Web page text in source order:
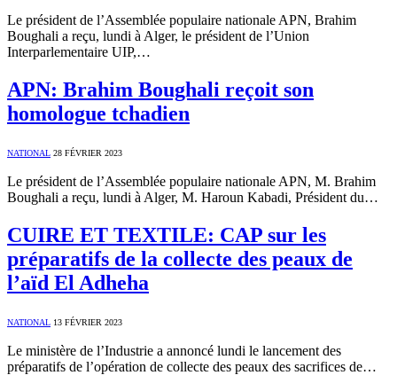
Le président de l’Assemblée populaire nationale APN, Brahim
Boughali a reçu, lundi à Alger, le président de l’Union
Interparlementaire UIP,…
APN: Brahim Boughali reçoit son
homologue tchadien
NATIONAL 28 FÉVRIER 2023
Le président de l’Assemblée populaire nationale APN, M. Brahim
Boughali a reçu, lundi à Alger, M. Haroun Kabadi, Président du…
CUIRE ET TEXTILE: CAP sur les
préparatifs de la collecte des peaux de
l’aïd El Adheha
NATIONAL 13 FÉVRIER 2023
Le ministère de l’Industrie a annoncé lundi le lancement des
préparatifs de l’opération de collecte des peaux des sacrifices de…